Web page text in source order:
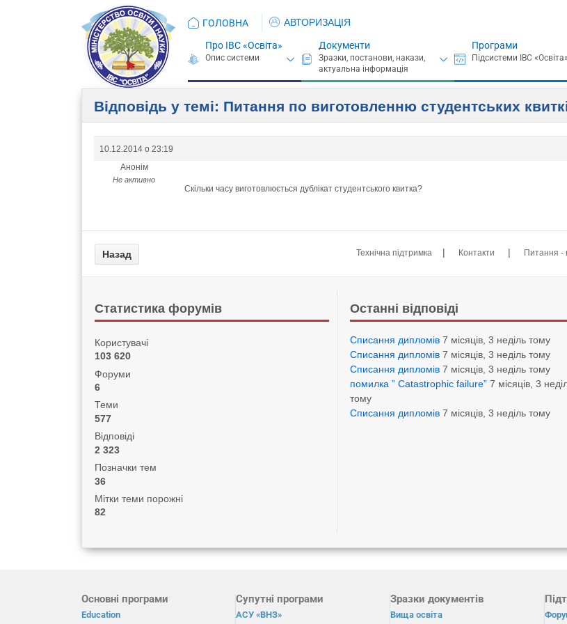
ГОЛОВНА АВТОРИЗАЦІЯ
Про ІВС «Освіта» Документи Програми
Відповідь у темі: Питання по виготовленню студентських
10.12.2014 о 23:19
Анонім
Не активно
Скільки часу виготовлюється дублікат студентського квитка?
Технічна підтримка | Контакти | Питання -
Статистика форумів
Користувачі
103 620
Форуми
6
Теми
577
Відповіді
2 323
Позначки тем
36
Мітки теми порожні
82
Останні відповіді
Списання дипломів 7 місяців, 3 неділь тому
Списання дипломів 7 місяців, 3 неділь тому
Списання дипломів 7 місяців, 3 неділь тому
помилка ” Catastrophic failure” 7 місяців, 3
тому
Списання дипломів 7 місяців, 3 неділь тому
Основні програми
Education
Супутні програми
АСУ «ВНЗ»
Зразки документів
Вища освіта